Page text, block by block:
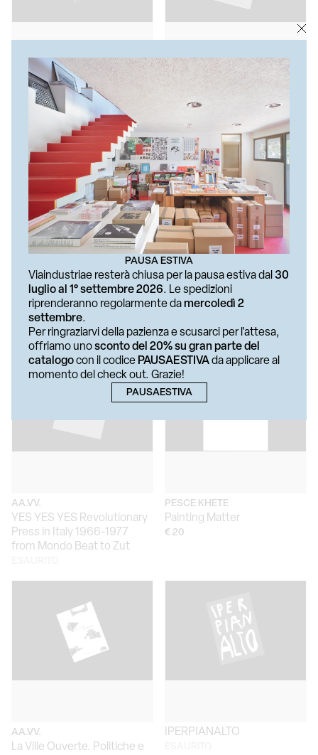
AA.VV.
Collezionismo Italiano Attivo
– Ciak Collecting
IRENE COPPOLA, VITO PRIOLO
HABITAT 08ºN
AA.VV.
Sul principio di
contraddizione
€ 25
AA.VV.
Domani Qui Oggi
AA.VV.
YES YES YES Revolutionary
Press in Italy 1966-1977
from Mondo Beat to Zut
PESCE KHETE
Painting Matter
€ 20
AA.VV.
La Ville Ouverte. Politiche e
IPERPIANALTO
PAUSA ESTIVA
Viaindustriae resterà chiusa per la pausa estiva dal 30
luglio al 1° settembre 2026. Le spedizioni
riprenderanno regolarmente damercoledì 2
settembre.
Per ringraziarvi della pazienza e scusarci per l'attesa,
offriamo unosconto del 20% su gran parte del
catalogocon il codice PAUSAESTIVAda applicare al
momento del check out. Grazie!
PAUSAESTIVA